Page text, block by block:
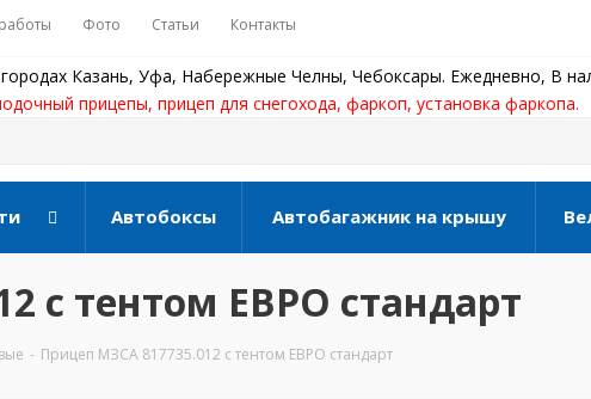
Фото Статьи Контакты
Казань, Уфа, Набережные Челны, Чебоксары. Ежедневно, В
прицепы, прицеп для снегохода, фаркоп, установка фаркопа.
Автобоксы Автобагажник на крышу
с тентом ЕВРО стандарт
- Прицеп МЗСА 817735.012 с тентом ЕВРО стандарт